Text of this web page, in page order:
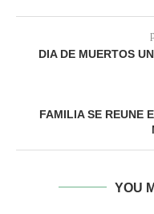
DIA DE MUERTOS
FAMILIA SE REUNE
YOU